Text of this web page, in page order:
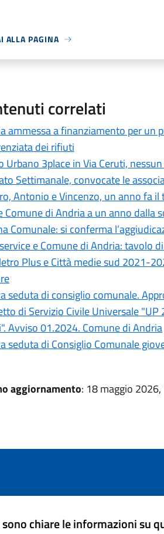
ALLA PAGINA
correlati
ammessa a finanziamento per un
dei rifiuti
Urbano 3place in Via Ceruti,
Settimanale, convocate le
Antonio e Vincenzo, un anno fa
Comune di Andria a un anno dalla
Comunale: si conferma
e Comune di Andria: tavolo
Plus e Città medie sud 2021-
seduta di consiglio comunale.
di Servizio Civile Universale
Avviso 01.2024. Comune di Andria
seduta di Consiglio Comunale
aggiornamento: 18 maggio
chiare le informazioni su